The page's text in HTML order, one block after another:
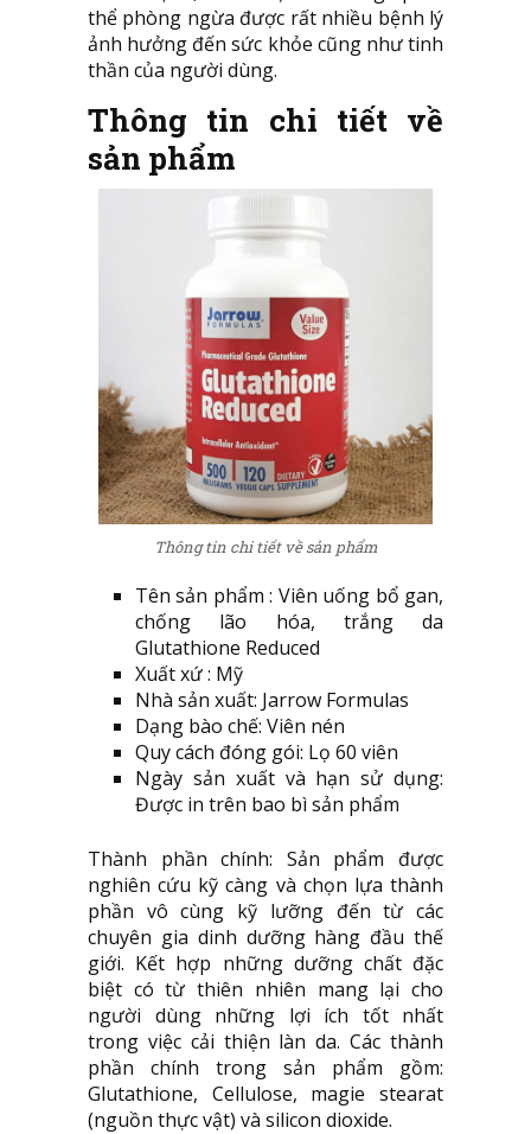
thể phòng ngừa được rất nhiều bệnh lý
ảnh hưởng đến sức khỏe cũng như tinh
thần của người dùng.
Thông tin chi tiết về
sản phẩm
Thông tin chi tiết về sản phẩm
Tên sản phẩm : Viên uống bổ gan,
chống lão hóa, trắng da
Glutathione Reduced
Xuất xứ : Mỹ
Nhà sản xuất: Jarrow Formulas
Dạng bào chế: Viên nén
Quy cách đóng gói: Lọ 60 viên
Ngày sản xuất và hạn sử dụng:
Được in trên bao bì sản phẩm
Thành phần chính: Sản phẩm được
nghiên cứu kỹ càng và chọn lựa thành
phần vô cùng kỹ lưỡng đến từ các
chuyên gia dinh dưỡng hàng đầu thế
giới. Kết hợp những dưỡng chất đặc
biệt có từ thiên nhiên mang lại cho
người dùng những lợi ích tốt nhất
trong việc cải thiện làn da. Các thành
phần chính trong sản phẩm gồm:
Glutathione, Cellulose, magie stearat
(nguồn thực vật) và silicon dioxide.